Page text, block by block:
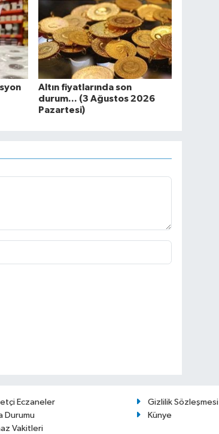
Altın fiyatlarında son
durum... (3 Ağustos 2026
Pazartesi)
Eczaneler
Durumu
Vakitleri
Gizlilik Sözleşmesi
Künye